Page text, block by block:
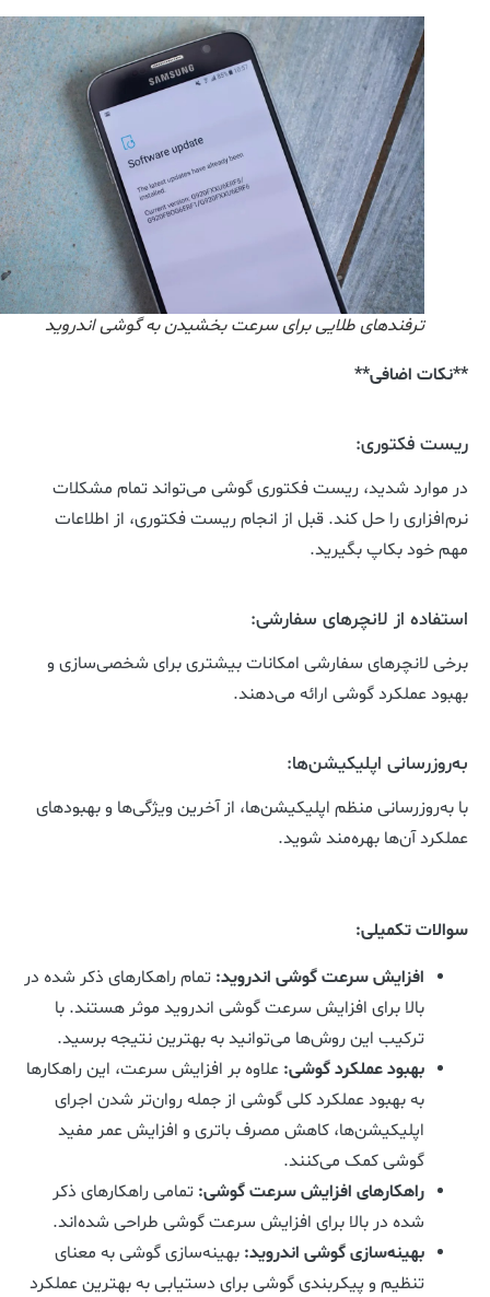
ترفندهای طلایی برای سرعت بخشیدن به گوشی اندروید
**نکات اضافی**
ریست فکتوری:
در موارد شدید، ریست فکتوری گوشی می‌تواند تمام مشکلات
نرم‌افزاری را حل کند. قبل از انجام ریست فکتوری، از اطلاعات
مهم خود بکاپ بگیرید.
استفاده از لانچرهای سفارشی:
برخی لانچرهای سفارشی امکانات بیشتری برای شخصی‌سازی و
بهبود عملکرد گوشی ارائه می‌دهند.
به‌روزرسانی اپلیکیشن‌ها:
با به‌روزرسانی منظم اپلیکیشن‌ها، از آخرین ویژگی‌ها و بهبودهای
عملکرد آن‌ها بهره‌مند شوید.
سوالات تکمیلی:
افزایش سرعت گوشی اندروید:تمام راهکارهای ذکر شده در
بالا برای افزایش سرعت گوشی اندروید موثر هستند. با
ترکیب این روش‌ها می‌توانید به بهترین نتیجه برسید.
بهبود عملکرد گوشی:علاوه بر افزایش سرعت، این راهکارها
به بهبود عملکرد کلی گوشی از جمله روان‌تر شدن اجرای
اپلیکیشن‌ها، کاهش مصرف باتری و افزایش عمر مفید
گوشی کمک می‌کنند.
راهکارهای افزایش سرعت گوشی:تمامی راهکارهای ذکر
شده در بالا برای افزایش سرعت گوشی طراحی شده‌اند.
بهینه‌سازی گوشی اندروید:بهینه‌سازی گوشی به معنای
تنظیم و پیکربندی گوشی برای دستیابی به بهترین عملکرد